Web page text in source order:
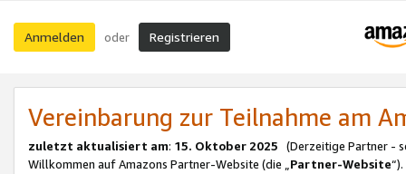
Anmelden oder Registrieren
Vereinbarung zur Teilnahme am
zuletzt aktualisiert am: 15. Oktober 2025 (Derzeitige Partner -
Willkommen auf Amazons Partner-Website (die „Partner-Website